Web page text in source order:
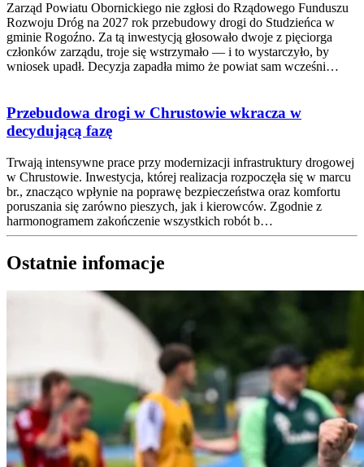
Zarząd Powiatu Obornickiego nie zgłosi do Rządowego Funduszu
Rozwoju Dróg na 2027 rok przebudowy drogi do Studzieńca w
gminie Rogoźno. Za tą inwestycją głosowało dwoje z pięciorga
członków zarządu, troje się wstrzymało — i to wystarczyło, by
wniosek upadł. Decyzja zapadła mimo że powiat sam wcześni…
Przebudowa drogi w Chrustowie wkracza w
decydującą fazę
Trwają intensywne prace przy modernizacji infrastruktury drogowej
w Chrustowie. Inwestycja, której realizacja rozpoczęła się w marcu
br., znacząco wpłynie na poprawę bezpieczeństwa oraz komfortu
poruszania się zarówno pieszych, jak i kierowców. Zgodnie z
harmonogramem zakończenie wszystkich robót b…
Ostatnie infomacje